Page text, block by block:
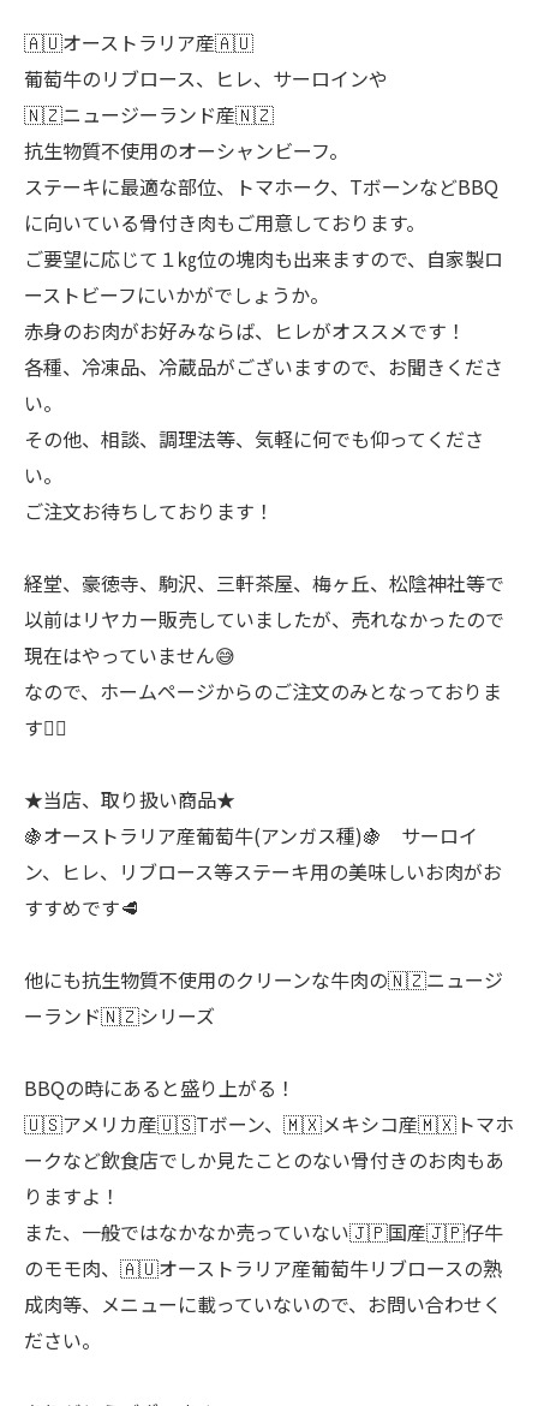
🇦🇺オーストラリア産🇦🇺
葡萄牛のリブロース、ヒレ、サーロインや
🇳🇿ニュージーランド産🇳🇿
抗生物質不使用のオーシャンビーフ。
ステーキに最適な部位、トマホーク、TボーンなどBBQ
に向いている骨付き肉もご用意しております。
ご要望に応じて１㎏位の塊肉も出来ますので、自家製ロ
ーストビーフにいかがでしょうか。
赤身のお肉がお好みならば、ヒレがオススメです！
各種、冷凍品、冷蔵品がございますので、お聞きくださ
い。
その他、相談、調理法等、気軽に何でも仰ってくださ
い。
ご注文お待ちしております！
経堂、豪徳寺、駒沢、三軒茶屋、梅ヶ丘、松陰神社等で
以前はリヤカー販売していましたが、売れなかったので
現在はやっていません😅
なので、ホームページからのご注文のみとなっておりま
す🙇‍♂
★当店、取り扱い商品★
🍇オーストラリア産葡萄牛(アンガス種)🍇 サーロイ
ン、ヒレ、リブロース等ステーキ用の美味しいお肉がお
すすめです🥩
他にも抗生物質不使用のクリーンな牛肉の🇳🇿ニュージ
ーランド🇳🇿シリーズ
BBQの時にあると盛り上がる！
🇺🇸アメリカ産🇺🇸Tボーン、🇲🇽メキシコ産🇲🇽トマホ
ークなど飲食店でしか見たことのない骨付きのお肉もあ
りますよ！
また、一般ではなかなか売っていない🇯🇵国産🇯🇵仔牛
のモモ肉、🇦🇺オーストラリア産葡萄牛リブロースの熟
成肉等、メニューに載っていないので、お問い合わせく
ださい。